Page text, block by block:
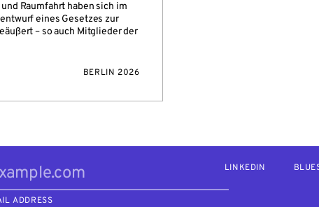
Raumfahrt haben sich im
eines Gesetzes zur
– so auch Mitglieder der
BERLIN 2026
ADDRESS
LINKEDIN